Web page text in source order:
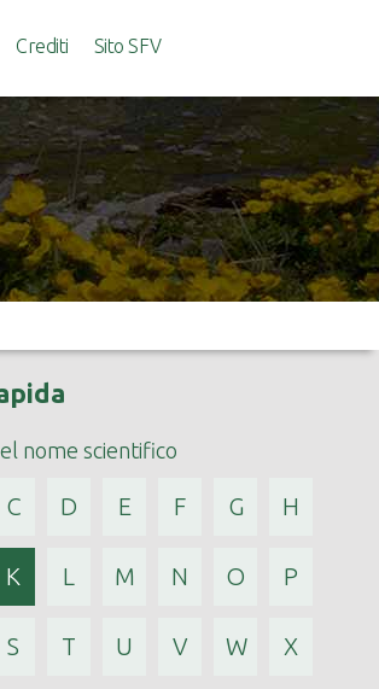
Crediti Sito SFV
nome scientifico
C D E F G H
K L M N O P
S T U V W X